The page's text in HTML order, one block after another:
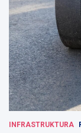
INFRASTRUKTURA